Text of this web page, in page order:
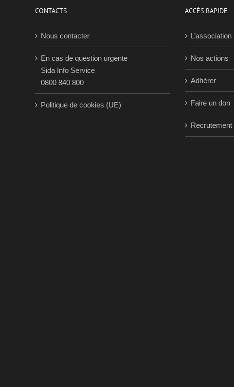
CONTACTS
Nous contacter
En cas de question urgente
Sida Info Service
0800 840 800
Politique de cookies (UE)
ACCÈS RAPIDE
L’association
Nos actions
Adhérer
Faire un don
Recrutement